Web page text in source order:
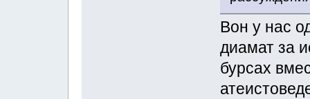
Вон у нас
диамат за
бурсах